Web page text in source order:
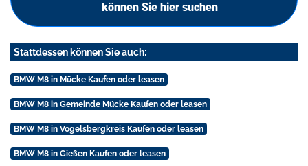
können Sie hier suchen
Stattdessen können Sie auch:
BMW M8 in Mücke Kaufen oder leasen
BMW M8 in Gemeinde Mücke Kaufen oder leasen
BMW M8 in Vogelsbergkreis Kaufen oder leasen
BMW M8 in Gießen Kaufen oder leasen